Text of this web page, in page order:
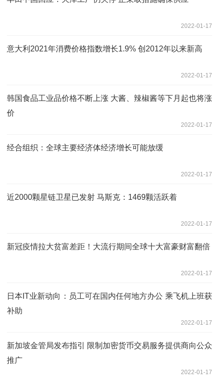
2022-01-17
意大利2021年消费价格指数增长1.9% 创2012年以来新高
2022-01-17
韩国食品工业品价格不断上涨 大酱、辣椒酱等下月起也将涨
价
2022-01-17
经合组织：全球主要经济体经济增长可能放缓
2022-01-17
近2000颗星链卫星已发射 马斯克：1469颗活跃着
2022-01-17
新冠疫情拉大贫富差距！大流行期间全球十大富豪财富翻倍
2022-01-17
日本IT业新动向：员工可在国内任何地方办公 乘飞机上班获
补助
2022-01-17
新加坡金管局发布指引 限制加密货币交易服务提供商向公众
推广
2022-01-17